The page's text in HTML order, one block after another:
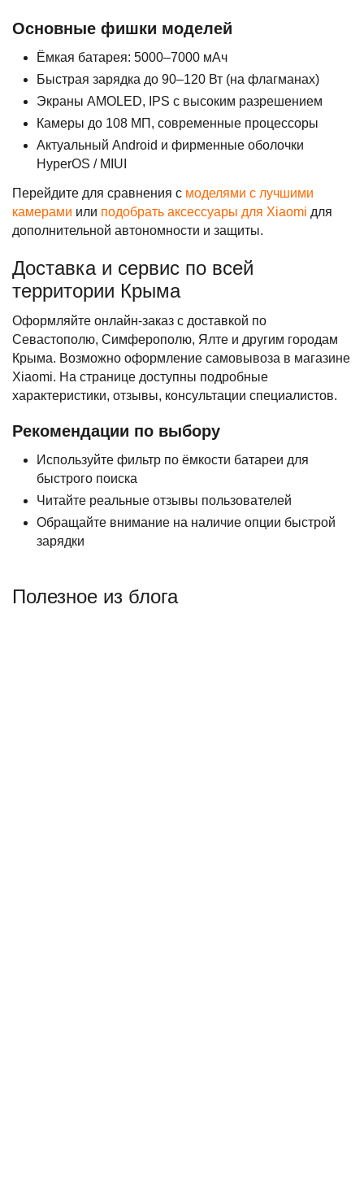
Основные фишки моделей
Ёмкая батарея: 5000–7000 мАч
Быстрая зарядка до 90–120 Вт (на флагманах)
Экраны AMOLED, IPS с высоким разрешением
Камеры до 108 МП, современные процессоры
Актуальный Android и фирменные оболочки
HyperOS / MIUI
Перейдите для сравнения с моделями с лучшими
камерами или подобрать аксессуары для Xiaomi для
дополнительной автономности и защиты.
Доставка и сервис по всей
территории Крыма
Оформляйте онлайн-заказ с доставкой по
Севастополю, Симферополю, Ялте и другим городам
Крыма. Возможно оформление самовывоза в магазине
Xiaomi. На странице доступны подробные
характеристики, отзывы, консультации специалистов.
Рекомендации по выбору
Используйте фильтр по ёмкости батареи для
быстрого поиска
Читайте реальные отзывы пользователей
Обращайте внимание на наличие опции быстрой
зарядки
Полезное из блога